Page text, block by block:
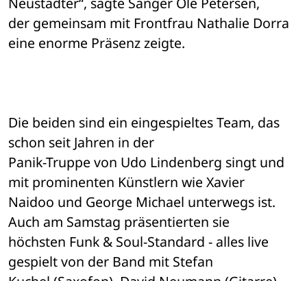
der gemeinsam mit Frontfrau Nathalie Dorra
eine enorme Präsenz zeigte.
Die beiden sind ein eingespieltes Team, das
schon seit Jahren in der
Panik-Truppe von Udo Lindenberg singt und
mit prominenten Künstlern wie Xavier
Naidoo und George Michael unterwegs ist.
Auch am Samstag präsentierten sie
höchsten Funk & Soul-Standard - alles live
gespielt von der Band mit Stefan